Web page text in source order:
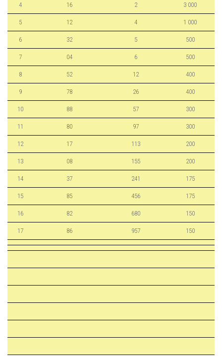
4 16 2 3 000
5 12 4 1 000
6 32 5 500
7 04 6 500
8 52 12 400
9 78 26 400
10 88 57 300
11 80 97 300
12 17 113 200
13 08 155 200
14 37 241 175
15 85 456 175
16 82 680 150
17 86 957 150